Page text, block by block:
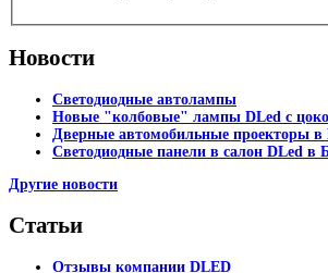
Новости
Светодиодные автолампы
Новые "колбовые" лампы DLed с
Дверные автомобильные проекторы в
Светодиодные панели в салон DLed в
Другие новости
Статьи
Отзывы компании DLED